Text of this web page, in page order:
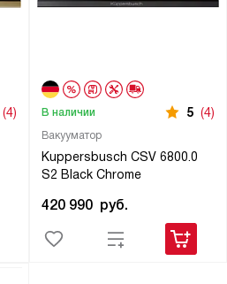
(4)
Вакууматор
Kuppersbusch CSV 6800.0
S2 Black Chrome
В наличии 5 (4)
420 990 руб.